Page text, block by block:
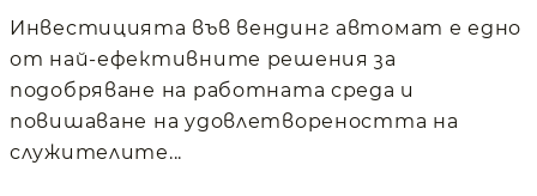
Инвестицията във вендинг автомат е едно
от най-ефективните решения за
подобряване на работната среда и
повишаване на удовлетвореността на
служителите...